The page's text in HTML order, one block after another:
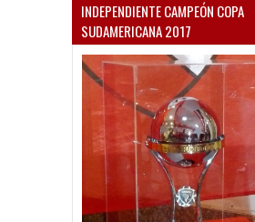
INDEPENDIENTE CAMPEÓN COPA
SUDAMERICANA 2017